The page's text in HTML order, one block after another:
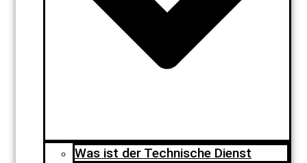
Was ist der Technische Dienst